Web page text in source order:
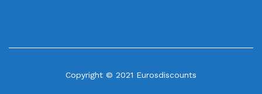
Copyright © 2021 Eurosdiscounts